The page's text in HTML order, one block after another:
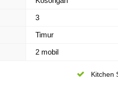
3
Timur
2 mobil
Kitchen